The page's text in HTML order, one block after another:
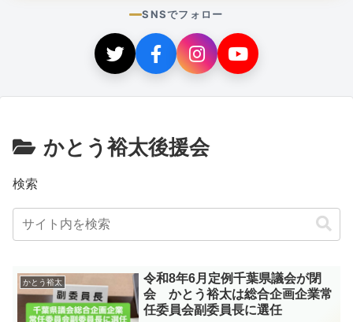
SNSでフォロー
かとう裕太後援会
検索
かとう裕太
令和8年6月定例千葉県議会が閉
会 かとう裕太は総合企画企業常
任委員会副委員長に選任